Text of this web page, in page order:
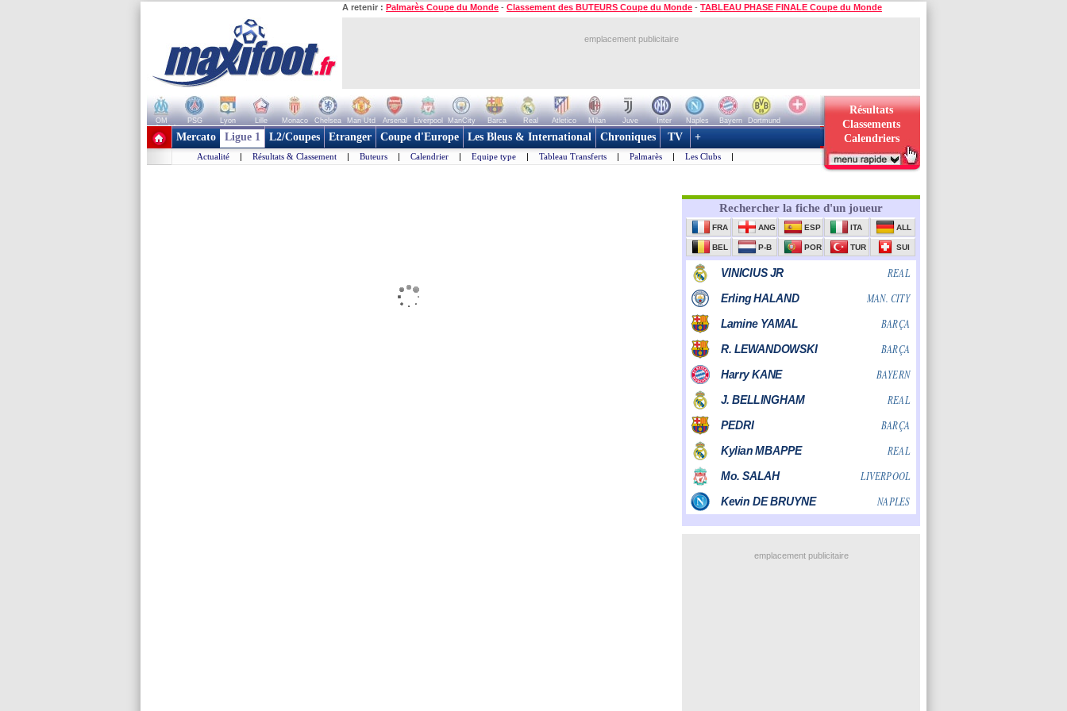
A retenir : Palmarès Coupe du Monde - Classement des BUTEURS Coupe du Monde - TABLEAU PHASE FINALE Coupe du Monde
emplacement publicitaire
OM PSG Lyon Lille Monaco Chelsea Man Utd Arsenal Liverpool ManCity Barca Real Atletico Milan Juve Inter Naples Bayern
Dortmund
+ de clubs
Résultats
Classements
Calendriers
Mercato Ligue 1 L2/Coupes Etranger Coupe d'Europe Les Bleus & International Chroniques TV +
Actualité | Résultats & Classement | Buteurs | Calendrier | Equipe type | Tableau Transferts | Palmarès | Les Clubs |
emplacement publicitaire